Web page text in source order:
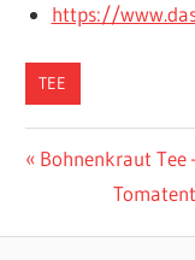
https://
TEE
Vorheriger
Bohnenkraut Tee
Nächster